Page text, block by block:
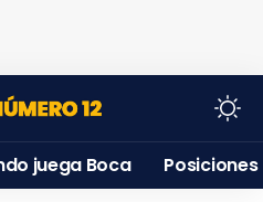
juega Boca Posiciones